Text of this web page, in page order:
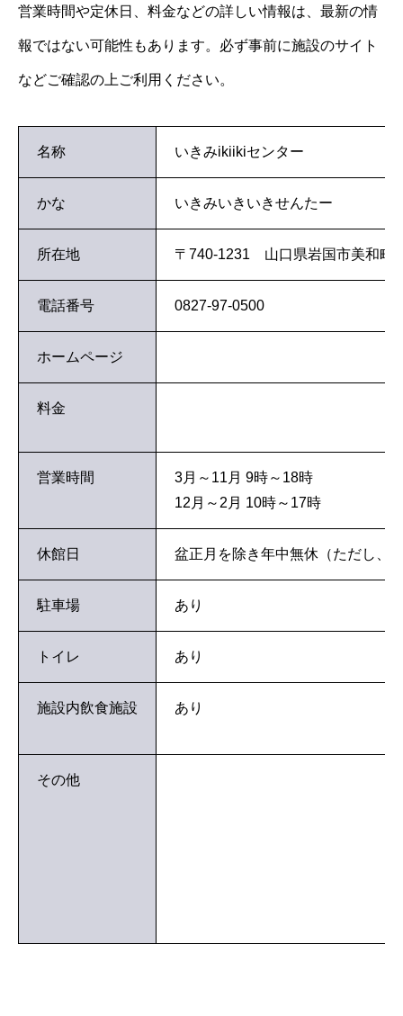
営業時間や定休日、料金などの詳しい情報は、最新の情
報ではない可能性もあります。必ず事前に施設のサイト
などご確認の上ご利用ください。
名称 いきみikiikiセンター
かな いきみいきいきせんたー
所在地 〒740-1231 山口県岩国市美和町
電話番号 0827-97-0500
ホームページ
料金
営業時間
3月～11月 9時～18時
12月～2月 10時～17時
休館日 盆正月を除き年中無休（ただし、
駐車場 あり
トイレ あり
施設内飲食施設 あり
その他